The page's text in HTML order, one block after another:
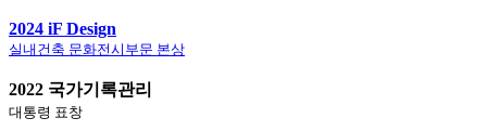
2024 iF Design
실내건축 문화전시부문 본상
2022 국가기록관리
대통령 표창